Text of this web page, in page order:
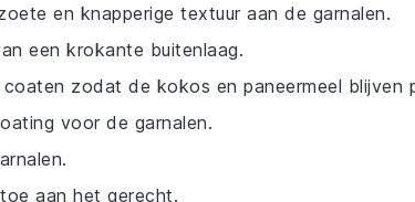
en knapperige textuur aan de garnalen.
een krokante buitenlaag.
zodat de kokos en paneermeel blijven
voor de garnalen.
aan het gerecht.